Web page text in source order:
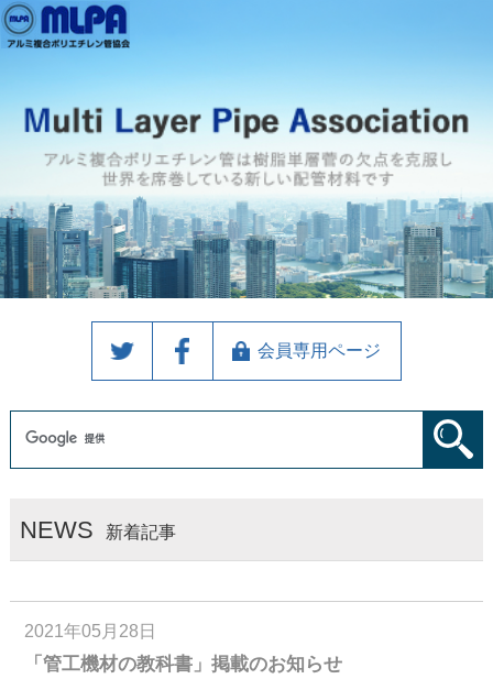
会員専用ページ
NEWS 新着記事
2021年05月28日
「管工機材の教科書」掲載のお知らせ